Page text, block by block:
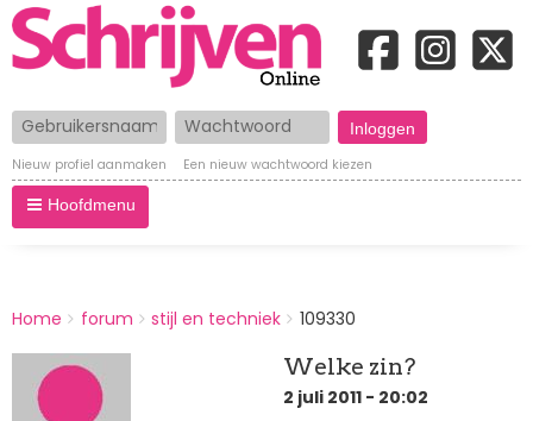
Gebruikersnaam Wachtwoord
Nieuw profiel aanmaken Een nieuw wachtwoord kiezen
Hoofdmenu
BREADCRUMBS
You
here:
Home forum stijl en techniek 109330
Welke zin?
2 juli 2011 - 20:02